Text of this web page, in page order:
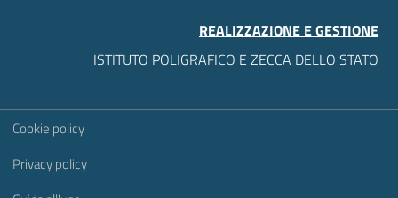
REALIZZAZIONE E GESTIONE
ISTITUTO POLIGRAFICO E ZECCA DELLO STATO
Sezione Link Utili
Cookie policy
Privacy policy